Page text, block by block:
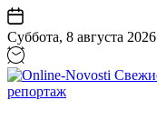
Перейти
к
содержанию
Суббота, 8 августа 2026